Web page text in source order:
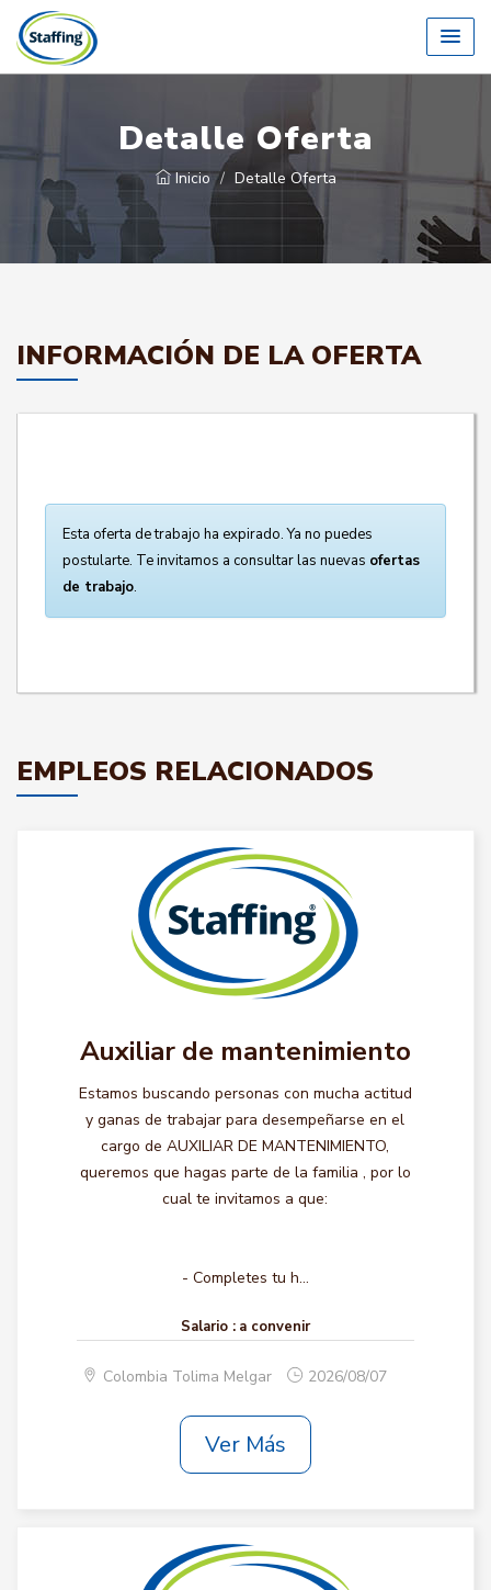
Detalle Oferta
Inicio Detalle Oferta
INFORMACIÓN DE LA OFERTA
Esta oferta de trabajo ha expirado. Ya no puedes
postularte. Te invitamos a consultar las nuevas ofertas
de trabajo.
EMPLEOS RELACIONADOS
Auxiliar de mantenimiento
Estamos buscando personas con mucha actitud
y ganas de trabajar para desempeñarse en el
cargo de AUXILIAR DE MANTENIMIENTO,
queremos que hagas parte de la familia , por lo
cual te invitamos a que:
- Completes tu h...
Salario : a convenir
Colombia Tolima Melgar 2026/08/07
Ver Más